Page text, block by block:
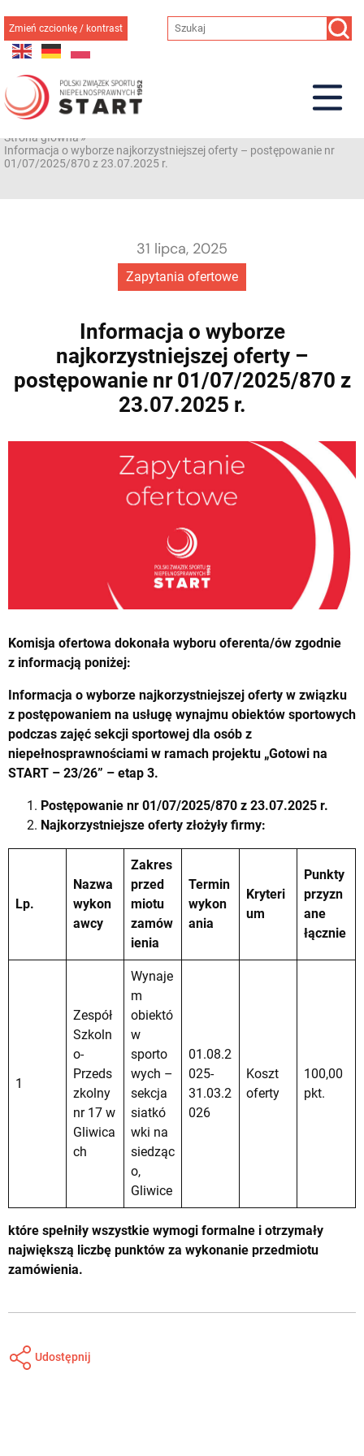
do
treści
Zmień czcionkę / kontrast
Strona główna»
Informacja o wyborze najkorzystniejszej oferty – postępowanie nr
01/07/2025/870 z 23.07.2025 r.
Zapytania ofertowe
31 lipca, 2025
Informacja o wyborze
najkorzystniejszej oferty –
postępowanie nr 01/07/2025/870 z
23.07.2025 r.
Komisja ofertowa dokonała wyboru oferenta/ów zgodnie
z informacją poniżej:
Informacja o wyborze najkorzystniejszej oferty w związku
z postępowaniem na usługę wynajmu obiektów sportowych
podczas zajęć sekcji sportowej dla osób z
niepełnosprawnościami w ramach projektu „Gotowi na
START – 23/26” – etap 3.
Postępowanie nr 01/07/2025/870 z 23.07.2025 r.
Najkorzystniejsze oferty złożyły firmy:
Lp.
Nazwa
wykon
awcy
Zakres
przed
miotu
zamów
ienia
Termin
wykon
ania
Kryteri
um
Punkty
przyzn
ane
łącznie
1
Zespół
Szkoln
o-
Przeds
zkolny
nr 17 w
Gliwica
ch
Wynaje
m
obiektó
w
sporto
wych –
sekcja
siatkó
wki na
siedząc
o,
Gliwice
01.08.2
025-
31.03.2
026
Koszt
oferty
100,00
pkt.
które spełniły wszystkie wymogi formalne i otrzymały
największą liczbę punktów za wykonanie przedmiotu
zamówienia.
Udostępnij